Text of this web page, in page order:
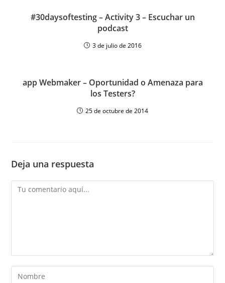
#30daysoftesting – Activity 3 – Escuchar un
podcast
3 de julio de 2016
app Webmaker – Oportunidad o Amenaza para
los Testers?
25 de octubre de 2014
Deja una respuesta